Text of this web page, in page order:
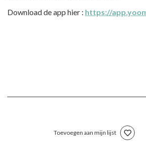
Download de app hier : https://
Toevoegen aan mijn lijst